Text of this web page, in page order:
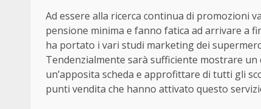
Ad essere alla ricerca continua di promozioni
pensione minima e fanno fatica ad arrivare a
ha portato i vari studi marketing dei
Tendenzialmente sarà sufficiente mostrare
un’apposita scheda e approfittare di tutti gli
punti vendita che hanno attivato questo